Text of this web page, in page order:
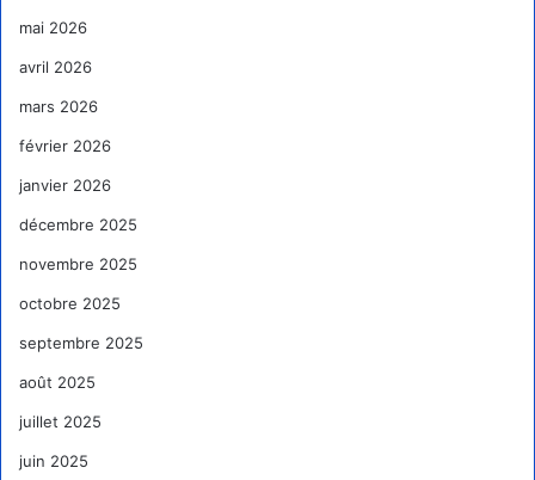
mai 2026
avril 2026
mars 2026
février 2026
janvier 2026
décembre 2025
novembre 2025
octobre 2025
septembre 2025
août 2025
juillet 2025
juin 2025